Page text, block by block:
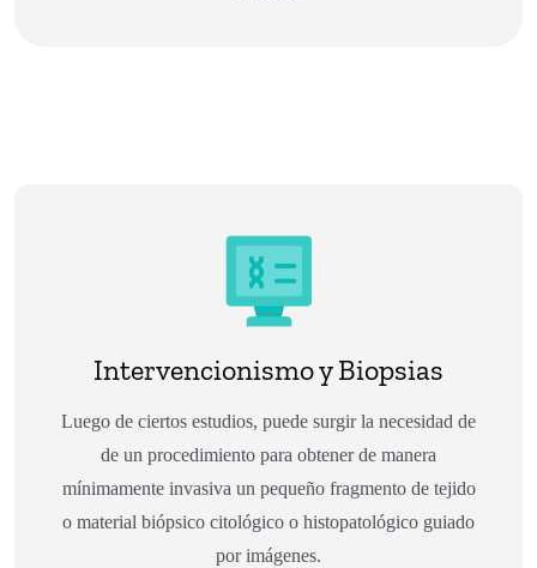
Intervencionismo y Biopsias
Luego de ciertos estudios, puede surgir la necesidad de
de un procedimiento para obtener de manera
mínimamente invasiva un pequeño fragmento de tejido
o material biópsico citológico o histopatológico guiado
por imágenes.